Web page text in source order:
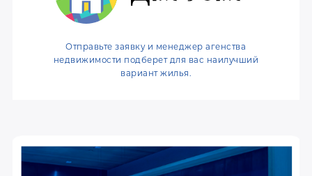
r
e
s
t
Отправьте заявку и менеджер агенства
недвижимости подберет для вас наилучший
вариант жилья.